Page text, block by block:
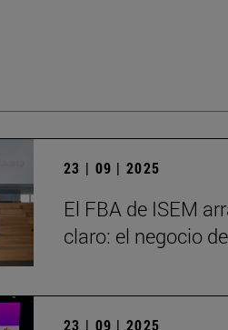
23 | 09 | 2025
El FBA de ISEM
claro: el negocio
23 | 09 | 2025